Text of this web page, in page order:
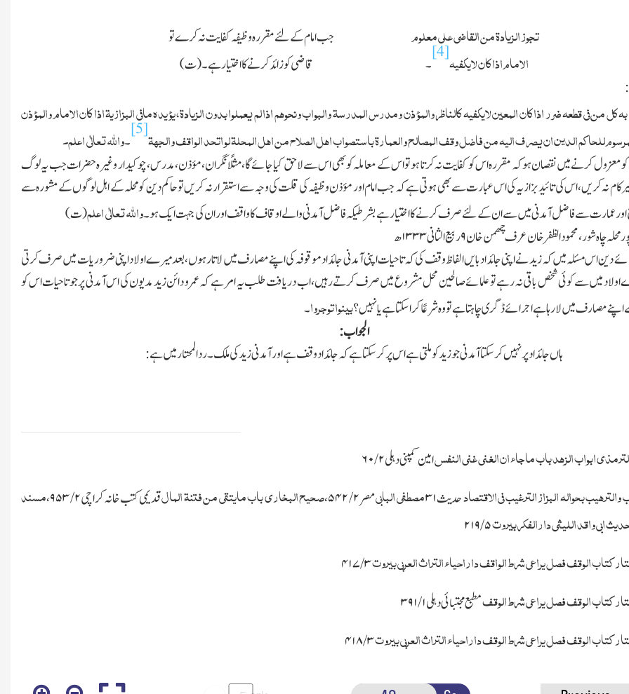
تجوز الزیادۃ من القاضی علی معلوم جب امام کے لئے مقررہ وظیفہ کفایت نہ کرے تو
الامام اذا کان لایکفیہ[4]
۔
قاضی کو زائد کرنے کا اختیار ہے۔(ت)
کل من فی قطعہ ضرر اذا کان المعین لایکفیہ کالناظر والمؤذن ومدرس المدرسۃ والبواب ونحوھم اذا لم یعملوا بدون الزیادۃ،یؤیدہ مافی البزازیۃ اذا کان الامام والمؤذن
للحاکم الدین ان یصرف الیہ من فاضل وقف المصالح والعمارۃ باستصواب اھل الصلاح من اھل المحلۃ لو اتحد الواقف والجھۃ[5]
۔واﷲ تعالٰی اعلم۔
کرنے میں نقصان ہوکہ مقررہ اس کو کفایت نہ کرتا ہو تو اس کے معاملہ کو بھی اس سے لاحق کیاجائے گا، مثلًا نگران،مؤذن،مدرس،چوکیدار وغیرہ حضرات جب یہ لوگ
کام نہ کریں،اس کی تائید بزازیہ کی اس عبارت سے بھی ہوتی ہے کہ جب امام اور مؤذن وظیفہ کی قلت کی وجہ سے استقرار نہ کریں تو حاکم دین کو محلہ کے اہل لوگوں کے مشورہ سے
عمارت سے فاضل آمدنی میں سے ان کےلئے صرف کرنے کااختیار ہے بشرطیکہ فاضل آمدنی والے اوقاف کا واقف اور ان کی جہت ایك ہو۔واﷲ تعالٰی اعلم(ت)
محلہ چاہ شور،محمود الظفر خان عرف چھمن خان۹ربیع الثانی۱۳۳۳ھ
دین اس مسئلہ میں کہ زید نے اپنی جائداد بایں الفاظ وقف کی کہ تاحیات اپنی آمدنی جائداد موقوفہ کی اپنے مصارف میں لاتا رہوں،بعد میرے اولاد اپنی ضروریات میں صرف کرتی
میں سے کوئی شخص باقی نہ رہے تو علمائے صالحین محل مشروع میں صرف کرتے رہیں،اب دریافت طلب یہ امر ہے کہ عمرو دائن زید مدیونکی اس آمدنی پر جو تاحیات اس کو
مصارف میں لارہا ہے اجرائے ڈگری چاہتا ہے تو وہ شرعًا کراسکتا ہے یانہیں؟بینوا توجروا۔
الجواب:
ہاں جائداد پر نہیں کرسکتا آمدنی جو زید کو ملتی ہے اس پر کرسکتا ہے کہ جائداد وقف ہے اور آمدنی زید کی ملک۔ردالمحتار میں ہے:
ابواب الزہد باب ماجاء ان الغنی غنی النفسامین کمپنی دہلی۲/ ۶۰
بحوالہ البزاز الترغیب فی الاقتصادحدیث۳۱مصطفی البابیمصر۲/ ۵۴۲ ،صحیح البخاری باب مایتقی من فتنۃ المالقدیمی کتب خانہ کراچی۲/ ۹۵۳ ،مسند
ابی واقد اللیثی دارالفکر بیروت۵/ ۲۱۹
کتاب الوقف فصل یراعی شرط الواقف داراحیاء التراث العربی بیروت۳/ ۴۱۷
کتاب الوقف فصل یراعی شرط الوقفمطبع مجتبائی دہلی۱/ ۳۹۱
کتاب الوقف فصل یراعی شرط الوقف داراحیاء التراث العربی بیروت۳/ ۴۱۸